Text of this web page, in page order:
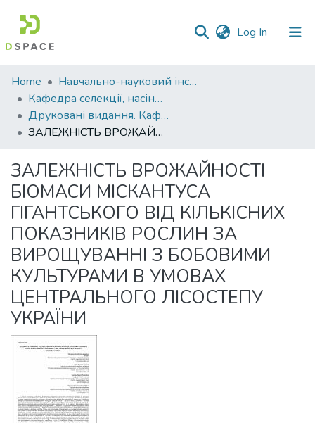
Log In (current)
Communities
&
Collections
All of DSpace
Statistics
Home
Навчально-науковий інститут агротехнологій, селекції та екології
Кафедра селекції, насінництва і генетики
Друковані видання. Кафедра селекції, насінництва і генетики
ЗАЛЕЖНІСТЬ ВРОЖАЙНОСТІ БІОМАСИ МІСКАНТУСА ГІГАНТСЬКОГО ВІД КІЛЬКІСНИХ ПОКАЗНИКІВ РОСЛИН ЗА ВИРОЩУВАННІ З БОБОВИМИ КУЛЬТУРАМИ В УМОВАХ ЦЕНТРАЛЬНОГО ЛІСОСТЕПУ УКРАЇНИ
ЗАЛЕЖНІСТЬ ВРОЖАЙНОСТІ
БІОМАСИ МІСКАНТУСА
ГІГАНТСЬКОГО ВІД КІЛЬКІСНИХ
ПОКАЗНИКІВ РОСЛИН ЗА
ВИРОЩУВАННІ З БОБОВИМИ
КУЛЬТУРАМИ В УМОВАХ
ЦЕНТРАЛЬНОГО ЛІСОСТЕПУ
УКРАЇНИ